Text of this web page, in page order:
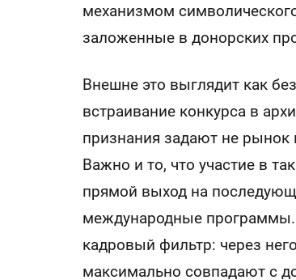
механизмом
заложенные в донорских
Внешне это выглядит как
встраивание конкурса в
признания задают не рынок
Важно и то, что участие в
прямой выход на
международные программы.
кадровый фильтр: через
максимально совпадают с